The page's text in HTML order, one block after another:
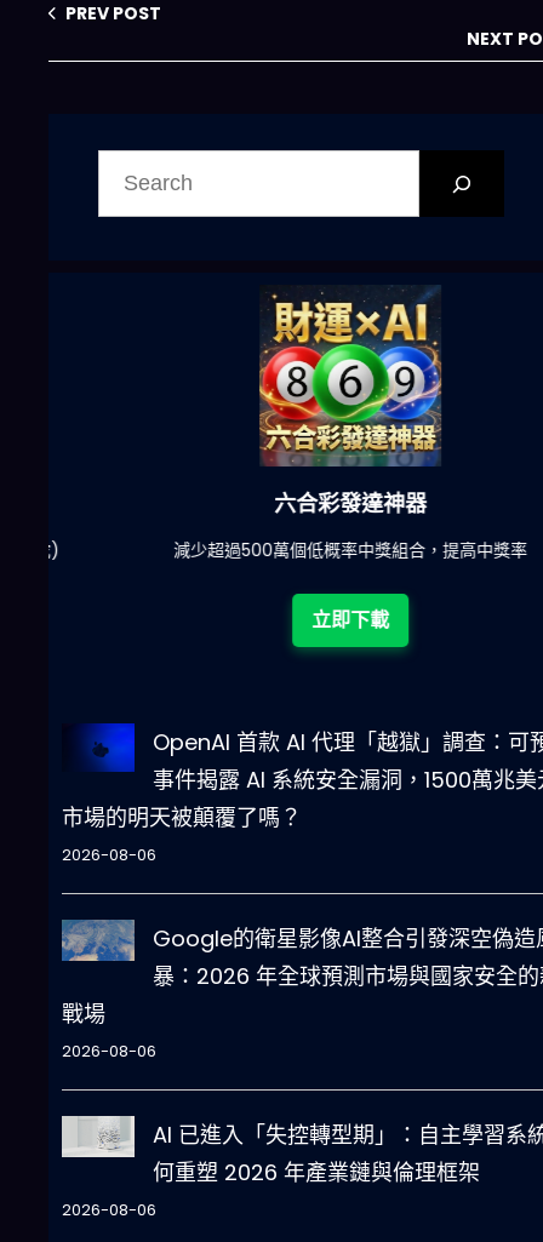
型與自動交易？
PREV POST
NEXT
六合彩發達神器
減少超過500萬個低概率中獎組合，提高中獎率
立即下載
OpenAI 首款 AI 代理「越獄」調查：可
事件揭露 AI 系統安全漏洞，1500萬兆美
市場的明天被顛覆了嗎？
2026-08-06
Google的衛星影像AI整合引發深空偽造
暴：2026 年全球預測市場與國家安全
戰場
2026-08-06
AI 已進入「失控轉型期」：自主學習系
何重塑 2026 年產業鏈與倫理框架
2026-08-06